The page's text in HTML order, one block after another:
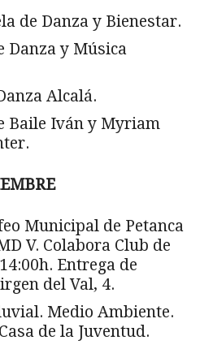
de Danza y Bienestar.
Danza y Música
Alcalá.
Baile Iván y Myriam
Municipal de Petanca
V. Colabora Club de
Entrega de
del Val, 4.
Medio Ambiente.
de la Juventud.